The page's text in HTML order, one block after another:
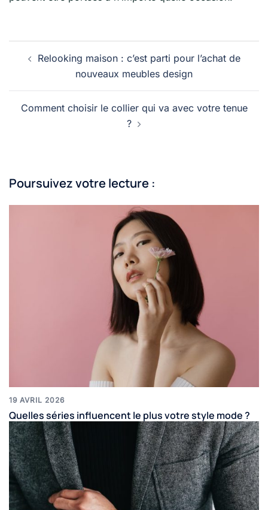
Navigation
d’article
Relooking maison : c’est parti pour l’achat de
nouveaux meubles design
Comment choisir le collier qui va avec votre tenue
?
Poursuivez votre lecture :
19 AVRIL 2026
Quelles séries influencent le plus votre style mode ?